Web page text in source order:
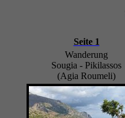
Seite 1
Wanderung
Sougia - Pikilassos
(Agia Roumeli)